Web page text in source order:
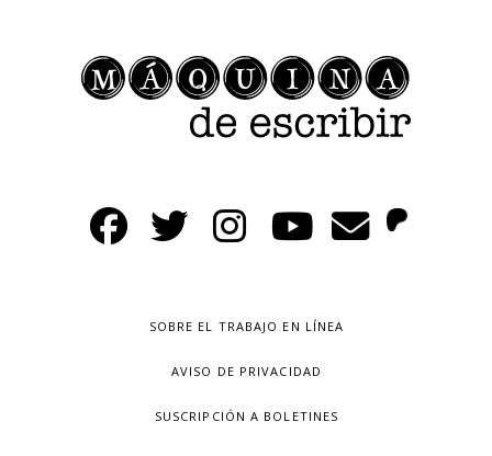
SOBRE EL TRABAJO EN LÍNEA
AVISO DE PRIVACIDAD
SUSCRIPCIÓN A BOLETINES